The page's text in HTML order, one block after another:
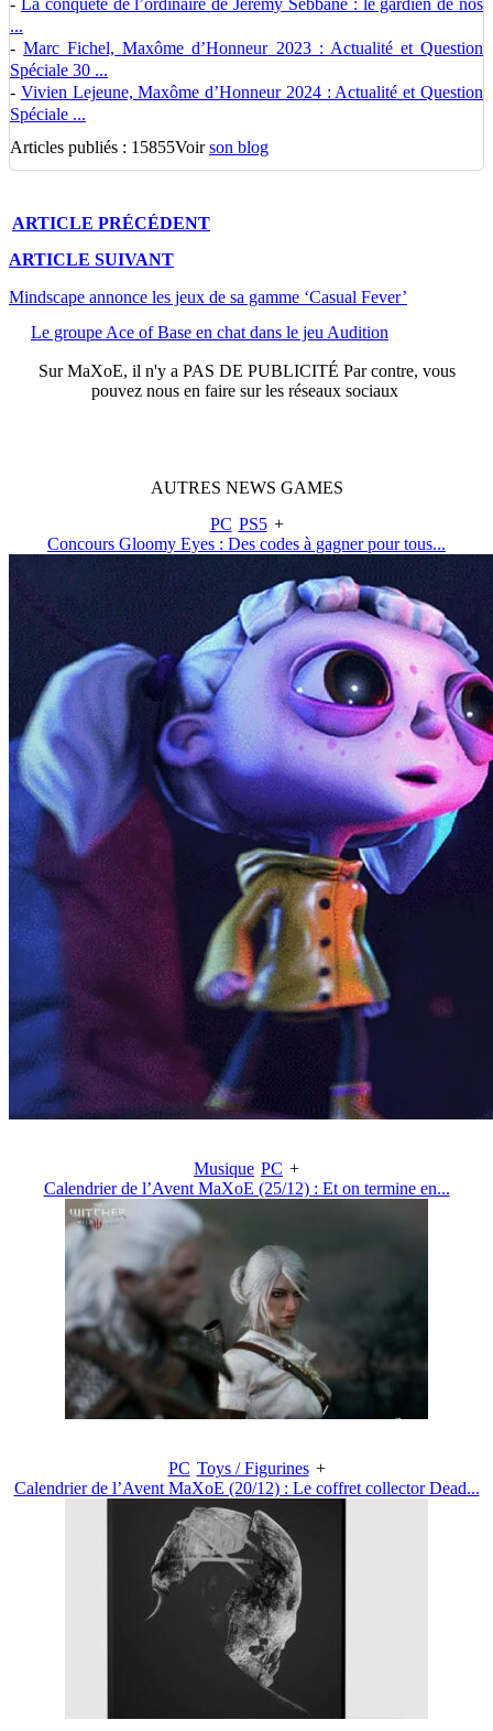
-
La conquête de l’ordinaire de Jérémy Sebbane : le gardien de nos
...
-Marc Fichel, Maxôme d’Honneur 2023 : Actualité et Question
Spéciale 30 ...
- Vivien Lejeune, Maxôme d’Honneur 2024 : Actualité et Question
Spéciale ...
Articles publiés : 15855Voirson blog
ARTICLE PRÉCÉDENT
ARTICLE SUIVANT
Mindscape annonce les jeux de sa gamme ‘Casual Fever’
Le groupe Ace of Base en chat dans le jeu Audition
SurMaXoE, il n'y a PAS DE PUBLICITÉ Par contre, vous
pouvez nous en faire sur les réseaux sociaux
AUTRES NEWS GAMES
PC PS5 +
Concours Gloomy Eyes : Des codes à gagner pour tous...
Musique PC +
Calendrier de l’Avent MaXoE (25/12) : Et on termine en...
PC Toys / Figurines +
Calendrier de l’Avent MaXoE (20/12) : Le coffret collector Dead...